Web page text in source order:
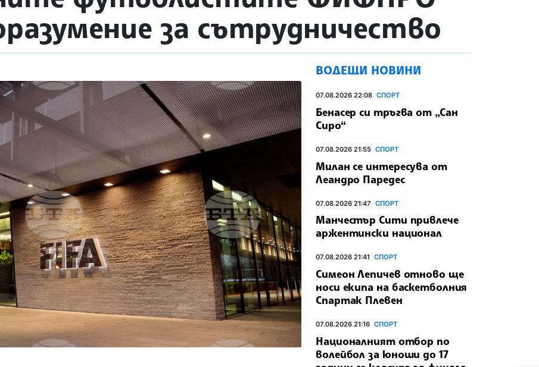
за сътрудничество
ВОДЕЩИ НОВИНИ
07.08.2026 22:08 СПОРТ
Бенасер си тръгва от „Сан
Сиро“
07.08.2026 21:55 СПОРТ
Милан се интересува от
Леандро Паредес
07.08.2026 21:47 СПОРТ
Манчестър Сити привлече
аржентински национал
07.08.2026 21:41 СПОРТ
Симеон Лепичев отново ще
носи екипа на баскетболния
Спартак Плевен
07.08.2026 21:16 СПОРТ
Националният отбор по
волейбол за юноши до 17